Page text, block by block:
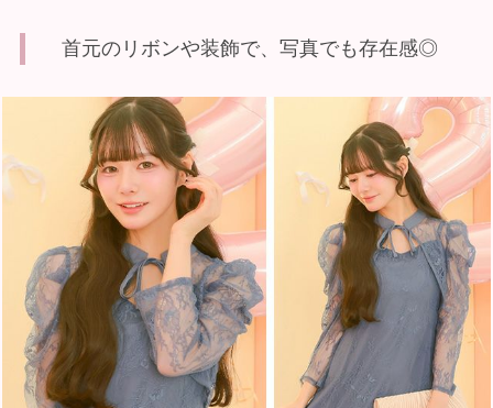
首元のリボンや装飾で、写真でも存在感◎